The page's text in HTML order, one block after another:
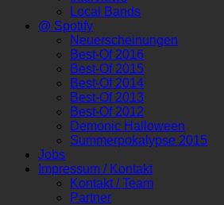
Local Bands
@ Spotify
Neuerscheinungen
Best-Of 2016
Best-Of 2015
Best-Of 2014
Best-Of 2013
Best-Of 2012
Demonic Halloween
Summerpokalypse 2015
Jobs
Impressum / Kontakt
Kontakt / Team
Partner